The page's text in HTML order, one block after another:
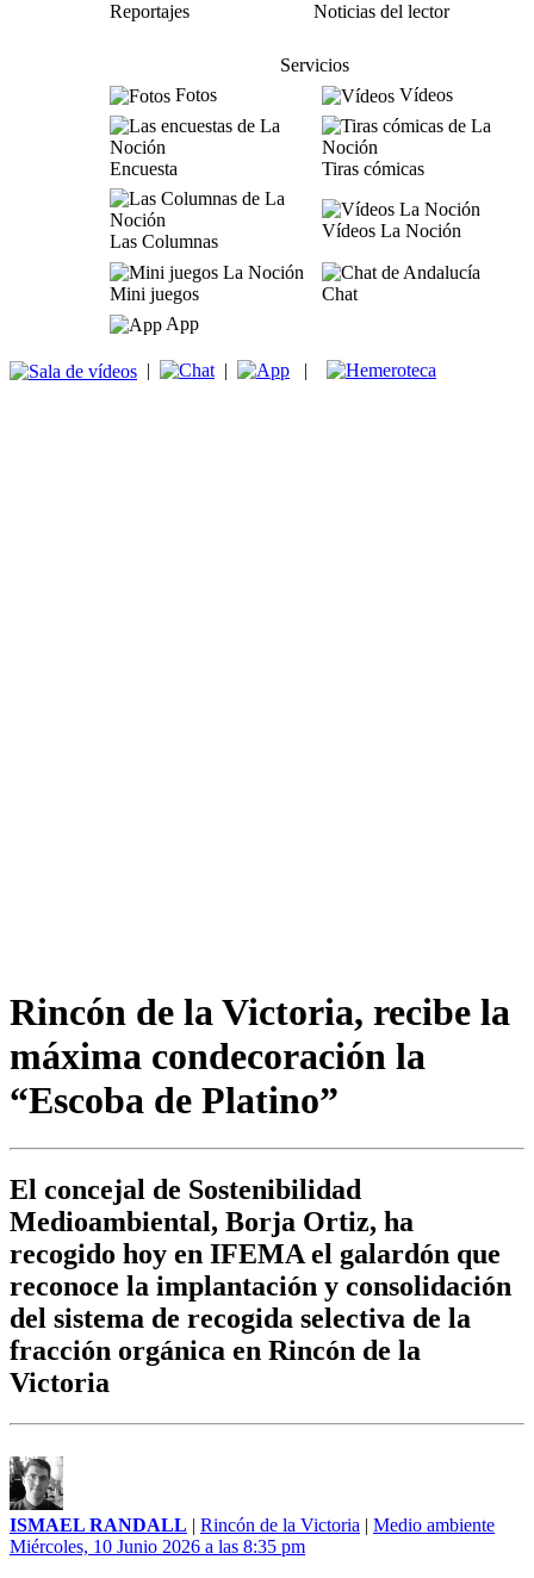
Reportajes
Noticias del lector
Servicios
Fotos
Vídeos
Encuesta Tiras cómicas
Las Columnas
Vídeos La Noción
Mini juegos
Chat
App
| | |
Rincón de la Victoria, recibe la
máxima condecoración la
“Escoba de Platino”
El concejal de Sostenibilidad
Medioambiental, Borja Ortiz, ha
recogido hoy en IFEMA el galardón que
reconoce la implantación y consolidación
del sistema de recogida selectiva de la
fracción orgánica en Rincón de la
Victoria
ISMAEL RANDALL | Rincón de la Victoria | Medio ambiente
Miércoles, 10 Junio 2026 a las 8:35 pm